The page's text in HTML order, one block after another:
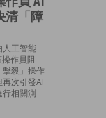
清「障
人工智能
作員阻
殺」操作
次引發AI
相關測